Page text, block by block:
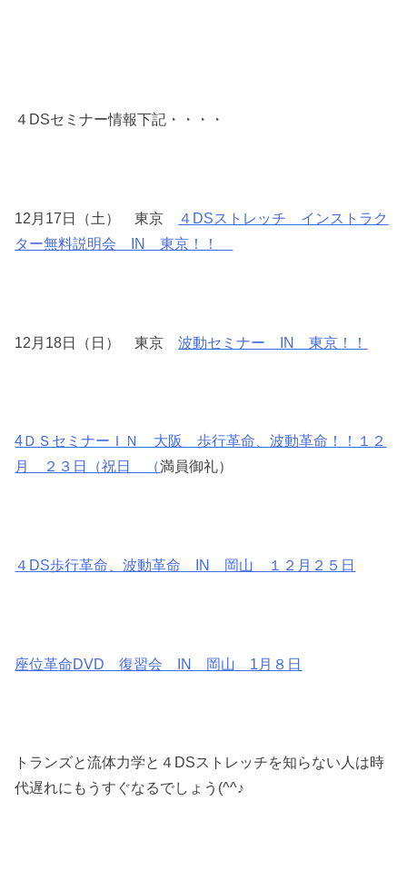
４DSセミナー情報下記・・・・
12月17日（土） 東京
４DSストレッチ インストラク
ター無料説明会 IN 東京！！
12月18日（日） 東京波動セミナー IN 東京！！
4ＤＳセミナーＩＮ 大阪 歩行革命、波動革命！！１２
月 ２３日（祝日 （満員御礼）
４DS歩行革命、波動革命 IN 岡山 １２月２５日
座位革命DVD 復習会 IN 岡山 1月８日
トランズと流体力学と４DSストレッチを知らない人は時
代遅れにもうすぐなるでしょう(^^♪